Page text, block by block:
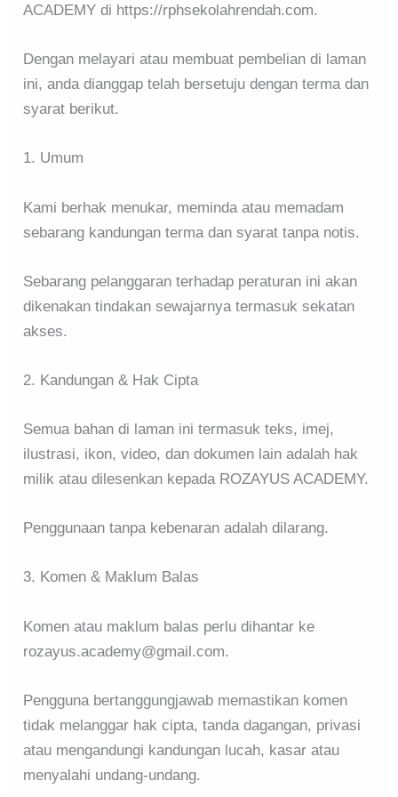
ACADEMY di https://rphsekolahrendah.com.
Dengan melayari atau membuat pembelian di laman
ini, anda dianggap telah bersetuju dengan terma dan
syarat berikut.
1. Umum
Kami berhak menukar, meminda atau memadam
sebarang kandungan terma dan syarat tanpa notis.
Sebarang pelanggaran terhadap peraturan ini akan
dikenakan tindakan sewajarnya termasuk sekatan
akses.
2. Kandungan & Hak Cipta
Semua bahan di laman ini termasuk teks, imej,
ilustrasi, ikon, video, dan dokumen lain adalah hak
milik atau dilesenkan kepada ROZAYUS ACADEMY.
Penggunaan tanpa kebenaran adalah dilarang.
3. Komen & Maklum Balas
Komen atau maklum balas perlu dihantar ke
rozayus.academy@gmail.com.
Pengguna bertanggungjawab memastikan komen
tidak melanggar hak cipta, tanda dagangan, privasi
atau mengandungi kandungan lucah, kasar atau
menyalahi undang-undang.